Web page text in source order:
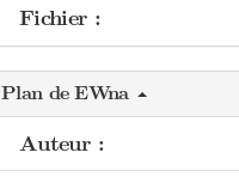
Fichier :
Plan de EWna
Auteur :